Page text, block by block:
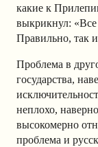
какие к
выкрикнул: «Все
Правильно, так и
Проблема в
государства,
неплохо,
высокомерно
проблема и